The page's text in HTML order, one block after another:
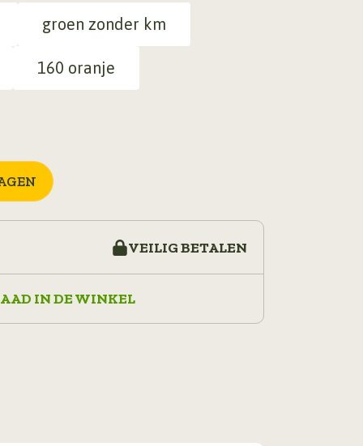
groen zonder km
160 oranje
VEILIG BETALEN
IN DE WINKEL